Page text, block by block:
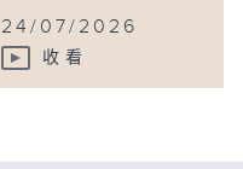
24/07/2026
收看